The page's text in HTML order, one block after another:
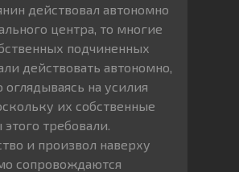
действовал автономно
центра, то многие
подчиненных
действовать автономно,
оглядываясь на усилия
их собственные
требовали.
и произвол наверху
сопровождаются